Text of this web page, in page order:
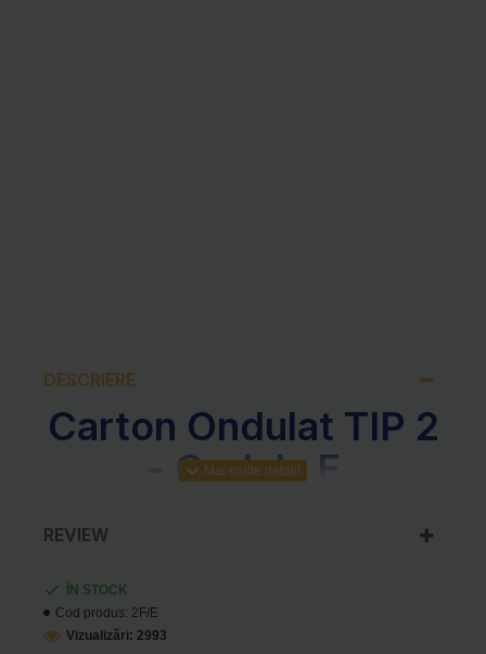
DESCRIERE
Carton Ondulat TIP 2
- Ondula E
PROPRIETATE
Grosime
Coeficient de
REVIEW
ÎN STOCK
Cod produs: 2F/E
Vizualizări: 2993